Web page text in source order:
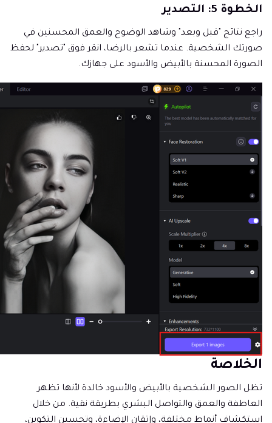
الخطوة 5: التصدير
راجع نتائج "قبل وبعد" وشاهد الوضوح والعمق المحسنين في
صورتك الشخصية. عندما تشعر بالرضا، انقر فوق "تصدير" لحفظ
الصورة المحسنة بالأبيض والأسود على جهازك.
الخلاصة
تظل الصور الشخصية بالأبيض والأسود خالدة لأنها تظهر
العاطفة والعمق والتواصل البشري بطريقة نقية. من خلال
استكشاف أنماط مختلفة، وإتقان الإضاءة، وتحسين التكوين،